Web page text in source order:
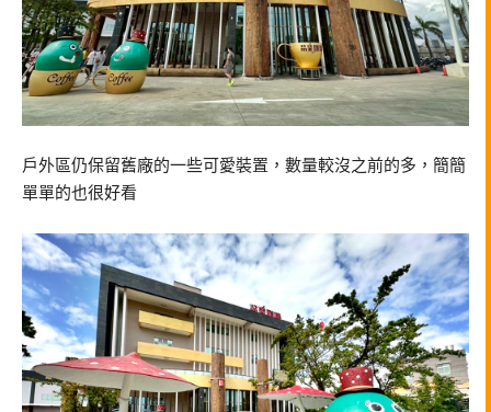
戶外區仍保留舊廠的一些可愛裝置，數量較沒之前的多，簡簡
單單的也很好看